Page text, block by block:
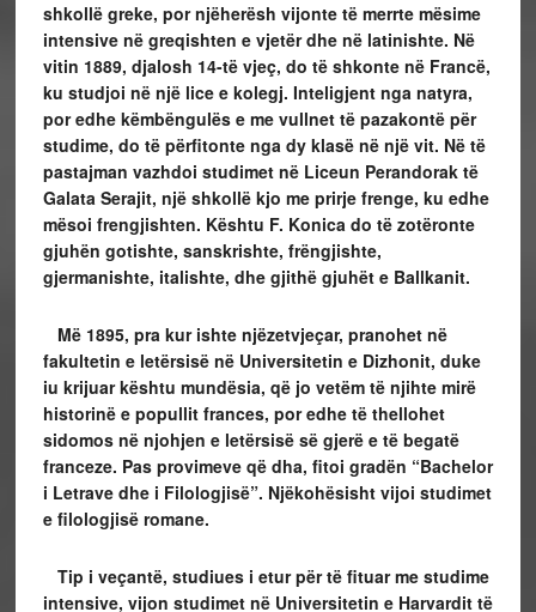
shkollë greke, por njëherësh vijonte të merrte mësime
intensive në greqishten e vjetër dhe në latinishte. Në
vitin 1889, djalosh 14-të vjeç, do të shkonte në Francë,
ku studjoi në një lice e kolegj. Inteligjent nga natyra,
por edhe këmbëngulës e me vullnet të pazakontë për
studime, do të përfitonte nga dy klasë në një vit. Në të
pastajman vazhdoi studimet në Liceun Perandorak të
Galata Serajit, një shkollë kjo me prirje frenge, ku edhe
mësoi frengjishten. Kështu F. Konica do të zotëronte
gjuhën gotishte, sanskrishte, frëngjishte,
gjermanishte, italishte, dhe gjithë gjuhët e Ballkanit.
Më 1895, pra kur ishte njëzetvjeçar, pranohet në
fakultetin e letërsisë në Universitetin e Dizhonit, duke
iu krijuar kështu mundësia, që jo vetëm të njihte mirë
historinë e popullit frances, por edhe të thellohet
sidomos në njohjen e letërsisë së gjerë e të begatë
franceze. Pas provimeve që dha, fitoi gradën “Bachelor
i Letrave dhe i Filologjisë”. Njëkohësisht vijoi studimet
e filologjisë romane.
Tip i veçantë, studiues i etur për të fituar me studime
intensive, vijon studimet në Universitetin e Harvardit të